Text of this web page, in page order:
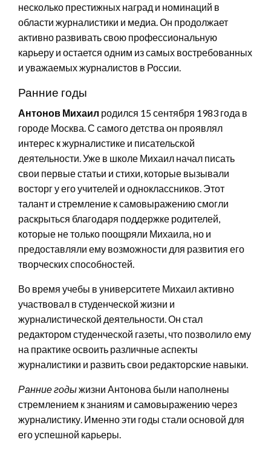
несколько престижных наград и номинаций в
области журналистики и медиа. Он продолжает
активно развивать свою профессиональную
карьеру и остается одним из самых востребованных
и уважаемых журналистов в России.
Ранние годы
Антонов Михаил родился 15 сентября 1983 года в
городе Москва. С самого детства он проявлял
интерес к журналистике и писательской
деятельности. Уже в школе Михаил начал писать
свои первые статьи и стихи, которые вызывали
восторг у его учителей и одноклассников. Этот
талант и стремление к самовыражению смогли
раскрыться благодаря поддержке родителей,
которые не только поощряли Михаила, но и
предоставляли ему возможности для развития его
творческих способностей.
Во время учебы в университете Михаил активно
участвовал в студенческой жизни и
журналистической деятельности. Он стал
редактором студенческой газеты, что позволило ему
на практике освоить различные аспекты
журналистики и развить свои редакторские навыки.
Ранние годыжизни Антонова были наполнены
стремлением к знаниям и самовыражению через
журналистику. Именно эти годы стали основой для
его успешной карьеры.